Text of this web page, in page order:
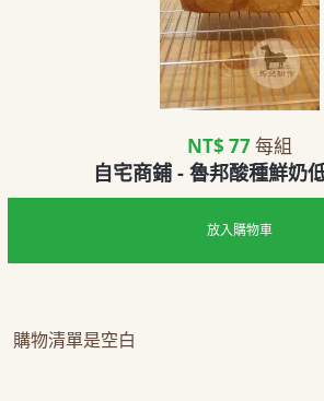
NT$ 77每組
自宅商鋪 - 魯邦酸種鮮奶
放入購物車
購物清單是空白